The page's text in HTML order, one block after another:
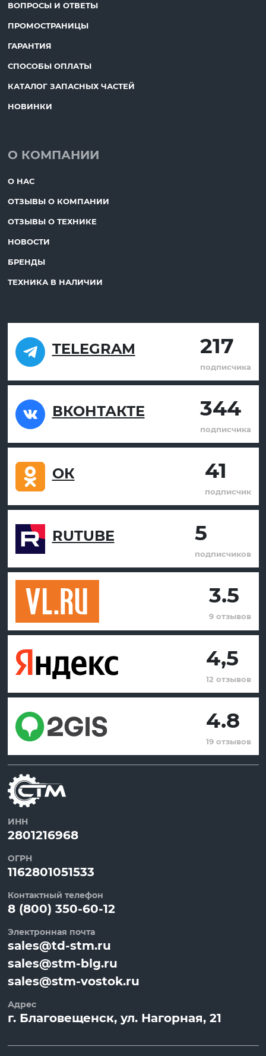
ВОПРОСЫ И ОТВЕТЫ
ПРОМОСТРАНИЦЫ
ГАРАНТИЯ
СПОСОБЫ ОПЛАТЫ
КАТАЛОГ ЗАПАСНЫХ ЧАСТЕЙ
НОВИНКИ
О КОМПАНИИ
О НАС
ОТЗЫВЫ О КОМПАНИИ
ОТЗЫВЫ О ТЕХНИКЕ
НОВОСТИ
БРЕНДЫ
ТЕХНИКА В НАЛИЧИИ
TELEGRAM 217
подписчика
ВКОНТАКТЕ 344
подписчика
ОК 41
подписчик
RUTUBE 5
подписчиков
3.5
9 отзывов
4,5
12 отзывов
4.8
19 отзывов
ИНН
2801216968
ОГРН
1162801051533
Контактный телефон
8 (800) 350-60-12
Электронная почта
sales@td-stm.ru
sales@stm-blg.ru
sales@stm-vostok.ru
Адрес
г. Благовещенск, ул. Нагорная, 21